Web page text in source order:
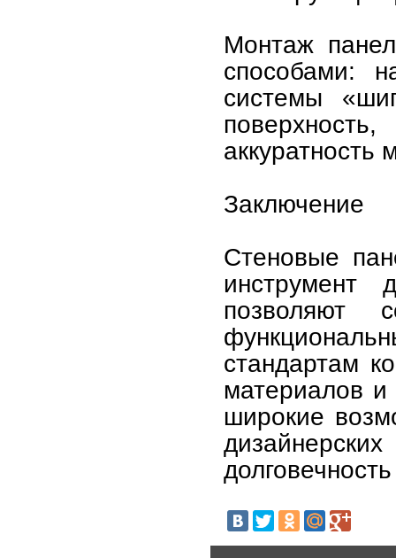
Монтаж
способами:
системы
аккуратность
Заключение
Стеновые
инструмент
позволяют
стандартам
материалов
широкие